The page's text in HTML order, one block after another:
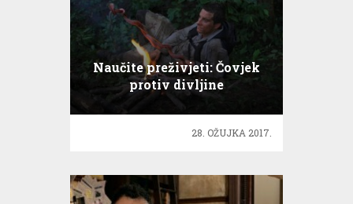
Naučite preživjeti: Čovjek
protiv divljine
28. OŽUJKA 2017.